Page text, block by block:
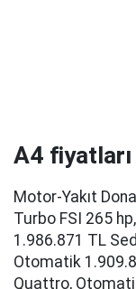
A4
Motor-Yakıt
Turbo FSI 265
1.986.871 TL
Otomatik
Quattro,